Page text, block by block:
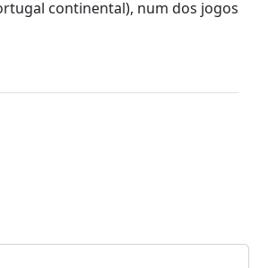
continental), num dos jogos